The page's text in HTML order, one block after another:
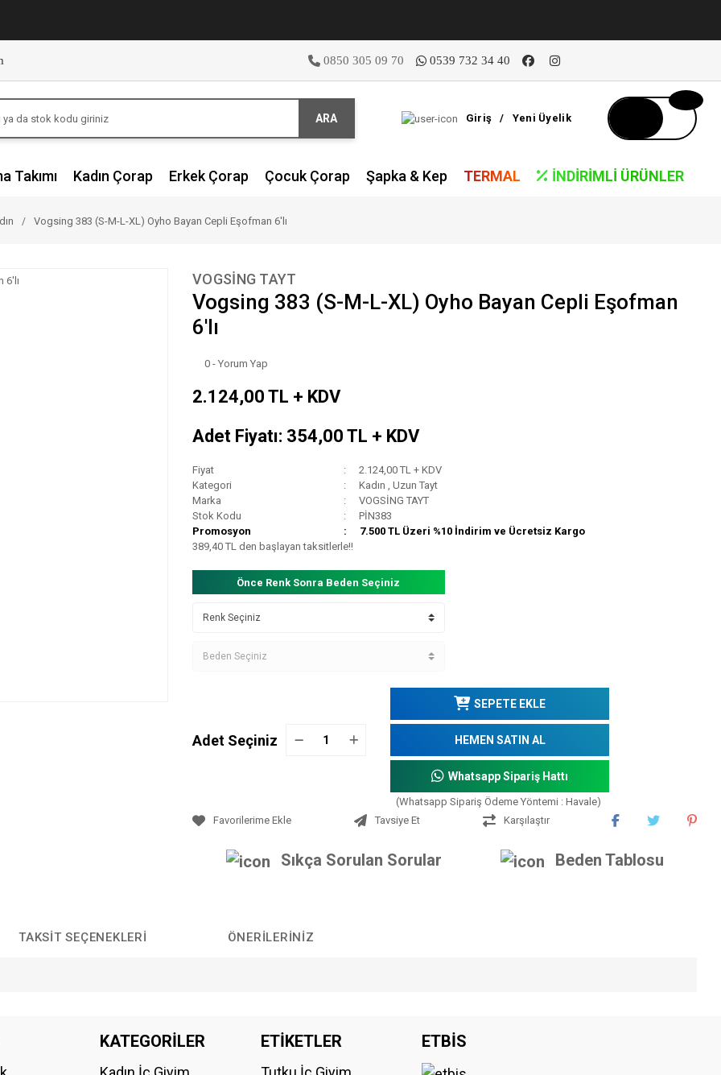
0850 305 09 70 0539 732 34 40
ARA Giriş / Yeni Üyelik
Takımı Kadın Çorap Erkek Çorap Çocuk Çorap Şapka & Kep TERMAL İNDIRIMLI ÜRÜNLER
Vogsing 383 (S-M-L-XL) Oyho Bayan Cepli Eşofman 6'lı
VOGSİNG TAYT
Vogsing 383 (S-M-L-XL) Oyho Bayan Cepli Eşofman
6'lı
0 - Yorum Yap
2.124,00 TL + KDV
Adet Fiyatı: 354,00 TL + KDV
Fiyat
2.124,00 TL + KDV
Kategori
Kadın ,Uzun Tayt
Marka
VOGSİNG TAYT
Stok Kodu
PİN383
Promosyon
7.500 TL Üzeri %10 İndirim ve Ücretsiz Kargo
389,40 TL den başlayan taksitlerle!!
Önce Renk Sonra Beden Seçiniz
Adet Seçiniz
SEPETE EKLE
HEMEN SATIN AL
Whatsapp Sipariş Hattı
(Whatsapp Sipariş Ödeme Yöntemi : Havale)
Tavsiye Et
Karşılaştır
Sıkça Sorulan Sorular Beden Tablosu
TAKSIT SEÇENEKLERI ÖNERILERINIZ
Bu ürüne ilk yorumu siz yapın!
KATEGORİLER ETİKETLER ETBİS